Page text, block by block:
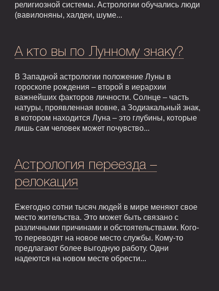
религиозной системы. Астрологии обучались люди
(вавилоняны, халдеи, шуме...
А кто вы по Лунному знаку?
В Западной астрологии положение Луны в
гороскопе рождения – второй в иерархии
важнейших факторов личности. Солнце – часть
натуры, проявленная вовне, а Зодиакальный знак,
в котором находится Луна – это глубины, которые
лишь сам человек может почувство...
Астрология переезда –
релокация
Ежегодно сотни тысяч людей в мире меняют свое
место жительства. Это может быть связано с
различными причинами и обстоятельствами. Кого-
то переводят на новое место службы. Кому-то
предлагают более выгодную работу. Одни
надеются на новом месте обрести...